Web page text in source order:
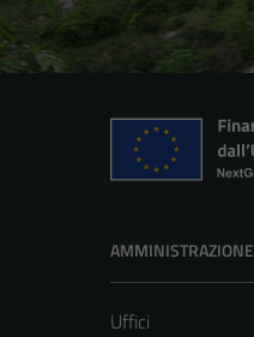
AMMINISTRAZIONE
Uffici